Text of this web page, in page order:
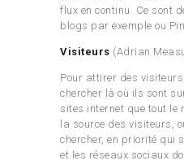
flux en continu. Ce sont
blogs par exemple ou
Visiteurs (Adrian
Pour attirer des
chercher là où ils sont
sites internet que tout le
la source des visiteurs,
chercher, en priorité qui
et les réseaux sociaux